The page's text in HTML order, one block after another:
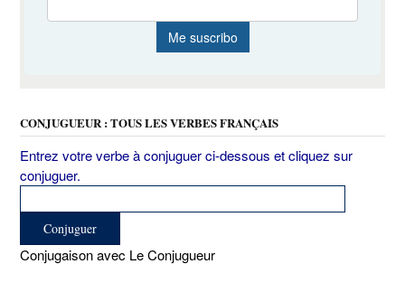
CONJUGUEUR : TOUS LES VERBES FRANÇAIS
Entrez votre verbe à conjuguer ci-dessous et cliquez sur
conjuguer.
Conjugaison avec Le Conjugueur